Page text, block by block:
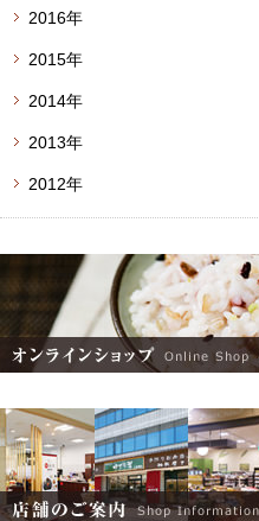
2016年
2015年
2014年
2013年
2012年